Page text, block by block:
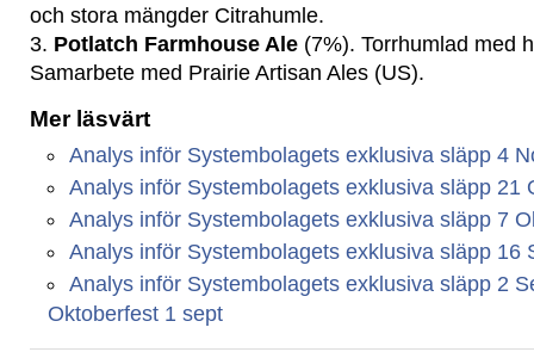
och stora mängder Citrahumle.
3. Potlatch Farmhouse Ale (7%). Torrhumlad med
Samarbete med Prairie Artisan Ales (US).
Mer läsvärt
Analys inför Systembolagets exklusiva släpp 4
Analys inför Systembolagets exklusiva släpp 21
Analys inför Systembolagets exklusiva släpp 7
Analys inför Systembolagets exklusiva släpp 16
Analys inför Systembolagets exklusiva släpp 2
Oktoberfest 1 sept